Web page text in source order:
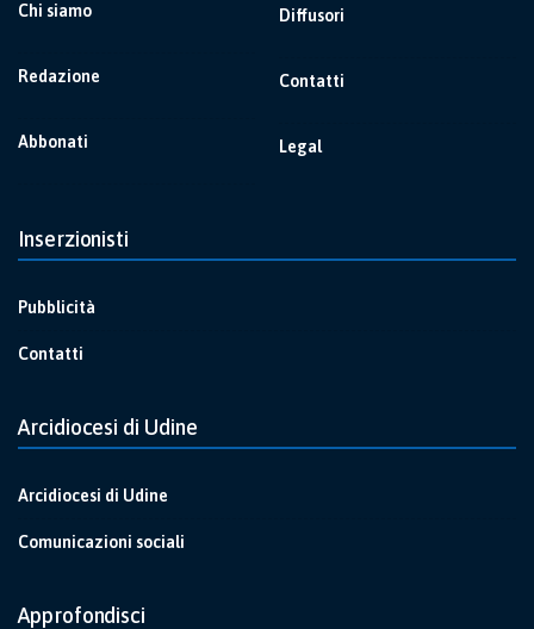
Chi siamo
Redazione
Abbonati
Diffusori
Contatti
Legal
Inserzionisti
Pubblicità
Contatti
Arcidiocesi di Udine
Arcidiocesi di Udine
Comunicazioni sociali
Approfondisci